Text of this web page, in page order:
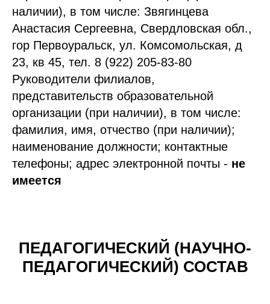
наличии), в том числе: Звягинцева
Анастасия Сергеевна, Свердловская обл.,
гор Первоуральск, ул. Комсомольская, д
23, кв 45, тел. 8 (922) 205-83-80
Руководители филиалов,
представительств образовательной
организации (при наличии), в том числе:
фамилия, имя, отчество (при наличии);
наименование должности; контактные
телефоны; адрес электронной почты - не
имеется
ПЕДАГОГИЧЕСКИЙ (НАУЧНО-
ПЕДАГОГИЧЕСКИЙ) СОСТАВ